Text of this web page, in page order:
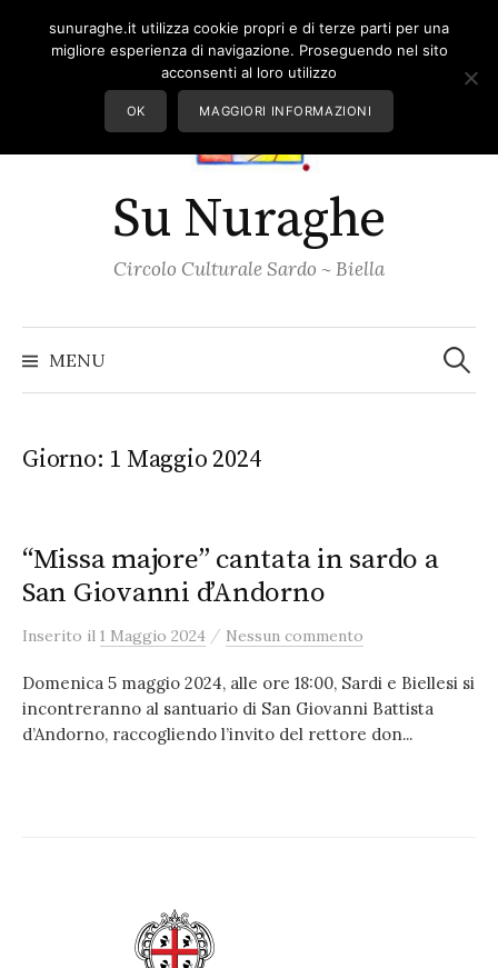
Su Nuraghe
Circolo Culturale Sardo ~ Biella
MENU per:
Giorno: 1 Maggio 2024
“Missa majore” cantata in sardo a
San Giovanni d’Andorno
Inserito il 1 Maggio 2024 / Nessun commento
Domenica 5 maggio 2024, alle ore 18:00, Sardi e Biellesi si
incontreranno al santuario di San Giovanni Battista
d’Andorno, raccogliendo l’invito del rettore don...
sunuraghe.it utilizza cookie propri e di terze parti per una
migliore esperienza di navigazione. Proseguendo nel sito
acconsenti al loro utilizzo
OK MAGGIORI INFORMAZIONI